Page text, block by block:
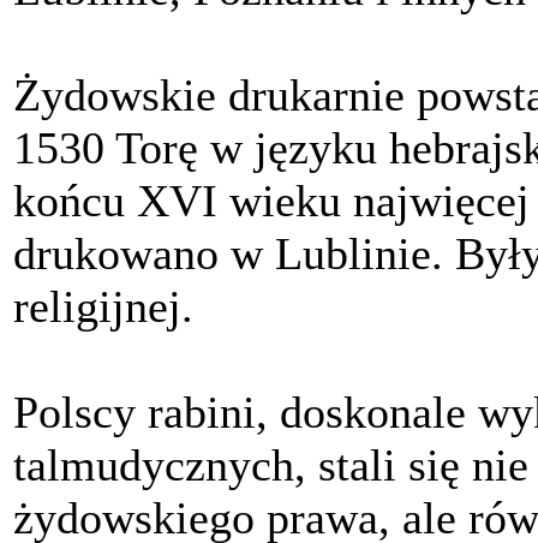
Żydowskie drukarnie
1530 Torę w języku
końcu XVI wieku
drukowano w Lublinie.
religijnej.
Polscy rabini, doskonale
talmudycznych, stali się
żydowskiego prawa, ale